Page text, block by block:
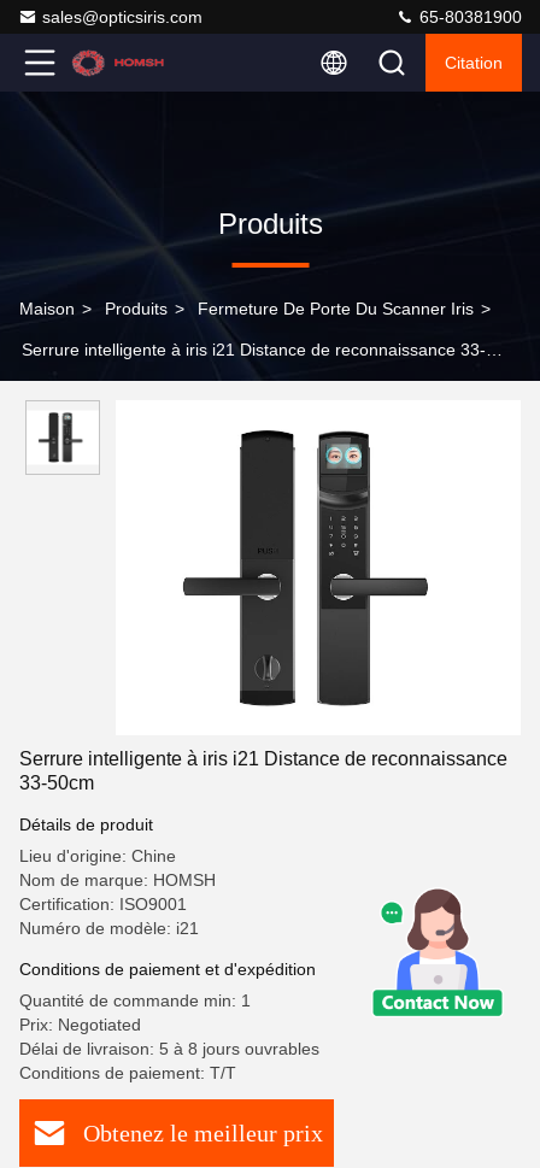
sales@opticsiris.com 65-80381900
Citation
Produits
Maison > Produits > Fermeture De Porte Du Scanner Iris >
Serrure intelligente à iris i21 Distance de reconnaissance 33-
Serrure intelligente à iris i21 Distance de reconnaissance
33-50cm
Détails de produit
Lieu d'origine: Chine
Nom de marque: HOMSH
Certification: ISO9001
Numéro de modèle: i21
Conditions de paiement et d'expédition
Quantité de commande min: 1
Prix: Negotiated
Délai de livraison: 5 à 8 jours ouvrables
Conditions de paiement: T/T
Obtenez le meilleur prix